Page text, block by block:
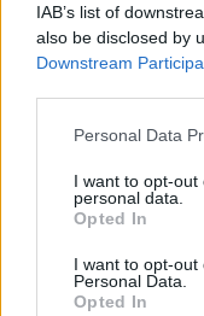
IAB’s list of
also be disclosed by
Downstream
Please note that this
not limited to your
grant or deny
use your data for
consent section.
Personal Data
I want to opt-
personal data.
Opted In
I want to opt-out
Personal Data.
Opted In